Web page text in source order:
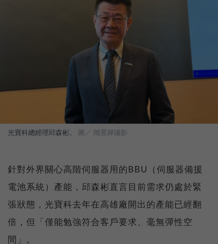
光寶科總經理邱森彬。 圖／ 隋昱嬋攝影
針對外界關心高階伺服器用的BBU（伺服器備援
電池系統）產能，邱森彬直言目前需求仍處於緊
張狀態，光寶科去年在高雄廠開出的產能已經翻
倍，但「僅能勉強符合客戶要求、毫無彈性空
間」。